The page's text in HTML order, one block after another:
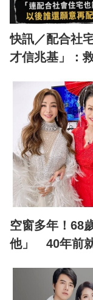
快訊／配合社
才信兆基」：
空窗多年！68
他」 40年前就